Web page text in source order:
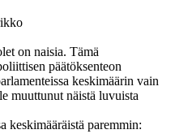
on naisia. Tämä
päätöksenteon
keskimäärin vain
muuttunut näistä luvuista
keskimääräistä paremmin: